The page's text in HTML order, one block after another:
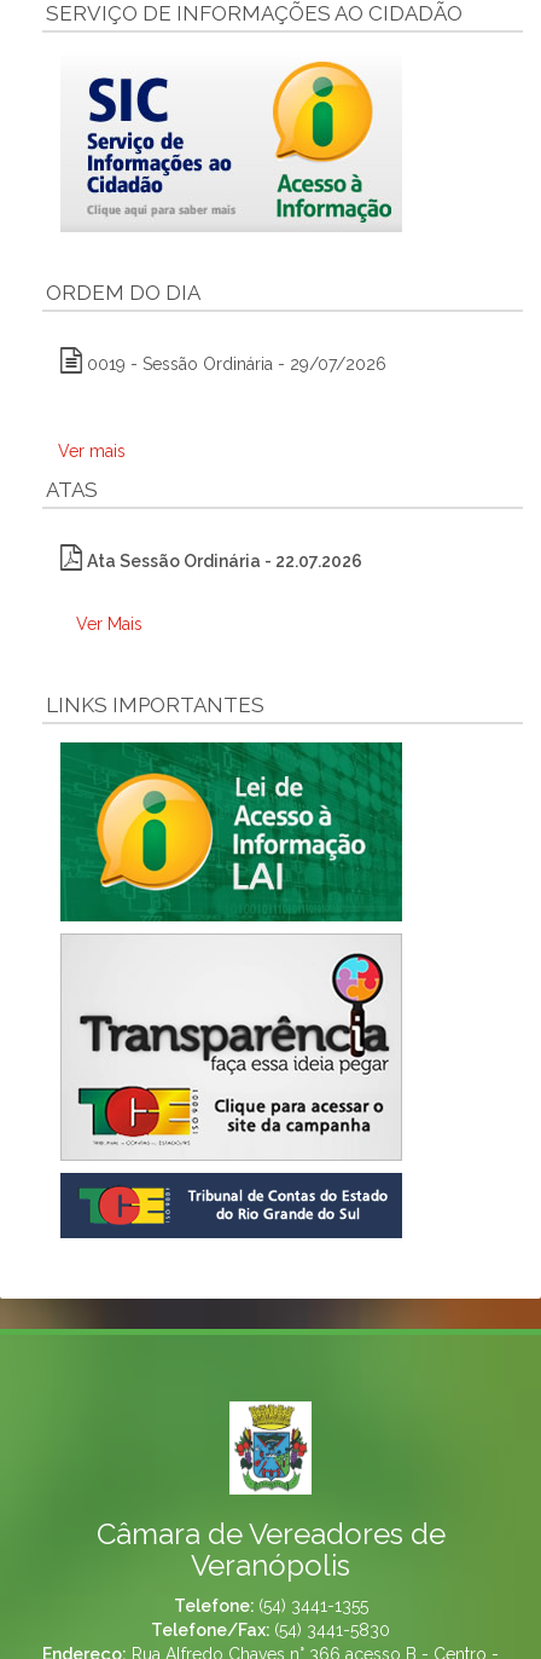
SERVIÇO DE INFORMAÇÕES AO CIDADÃO
ORDEM DO DIA
0019 - Sessão Ordinária - 29/07/2026
Ver mais
ATAS
Ata Sessão Ordinária - 22.07.2026
Ver Mais
LINKS IMPORTANTES
Câmara de Vereadores de
Veranópolis
Telefone: (54) 3441-1355
Telefone/Fax: (54) 3441-5830
Endereço: Rua Alfredo Chaves n° 366 acesso B - Centro -